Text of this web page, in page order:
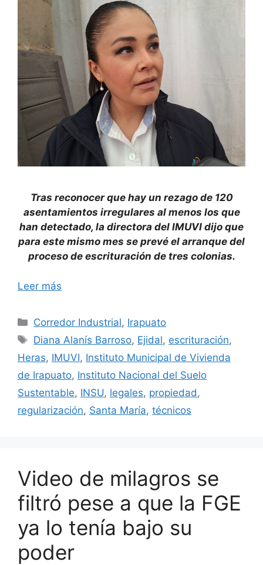
Tras reconocer que hay un rezago de 120
asentamientos irregulares al menos los que
han detectado, la directora del IMUVI dijo que
para este mismo mes se prevé el arranque del
proceso de escrituración de tres colonias.
Leer más
Categorías
Corredor Industrial, Irapuato
Etiquetas
Diana Alanís Barroso, Ejidal, escrituración,
Heras, IMUVI, Instituto Municipal de Vivienda
de Irapuato, Instituto Nacional del Suelo
Sustentable, INSU, legales, propiedad ,
regularización, Santa María, técnicos
Video de milagros se
filtró pese a que la FGE
ya lo tenía bajo su
poder